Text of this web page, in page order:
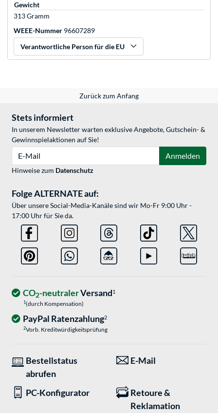
Gewicht
313 Gramm
WEEE-Nummer 96607289
Verantwortliche Person für die EU
Zurück zum Anfang
Stets informiert
In unserem Newsletter warten exklusive Angebote, Gutschein- &
Gewinnspielaktionen auf Sie!
Anmelden
Hinweise zum Datenschutz
Folge ALTERNATE auf:
Über unsere Social-Media-Kanäle sind wir Mo-Fr 9:00 Uhr -
17:00 Uhr für Sie da.
CO2-neutralerVersand1
1(durch Kompensation)
PayPal Ratenzahlung2
2Vorb. Kreditwürdigkeitsprüfung
Bestellstatus
abrufen
E-Mail
PC-Konfigurator
Retoure &
Reklamation